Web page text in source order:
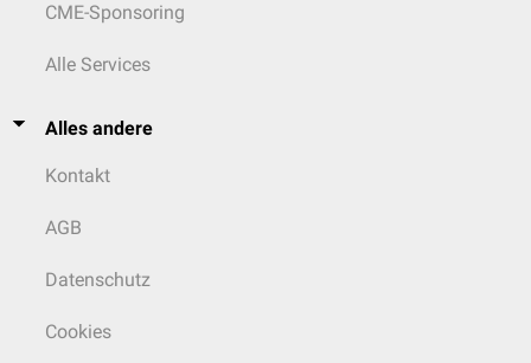
CME-Sponsoring
Alle Services
Alles andere
Kontakt
AGB
Datenschutz
Cookies